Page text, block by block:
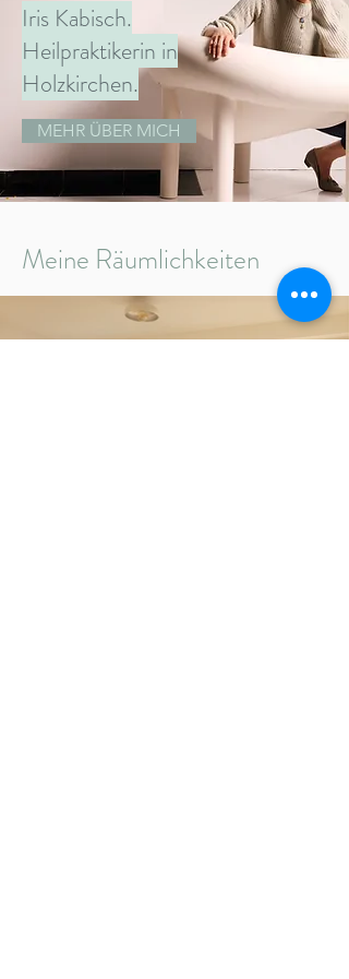
Iris Kabisch.
Heilpraktikerin in
Holzkirchen.
MEHR ÜBER MICH
Meine Räumlichkeiten